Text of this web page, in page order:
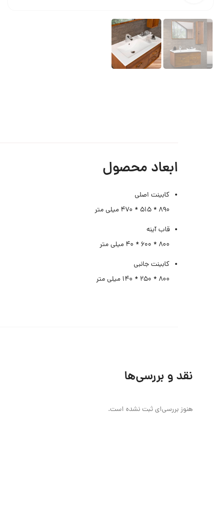
ابعاد محصول
کابینت اصلی
۸۹۰ * ۵۱۵ * ۴۷۰ میلی متر
قاب آینه
۸۰۰ * ۶۰۰ * ۴۰ میلی متر
کابینت جانبی
۸۰۰ * ۲۵۰ * ۱۴۰ میلی متر
نقد و بررسی‌ها
هنوز بررسی‌ای ثبت نشده است.